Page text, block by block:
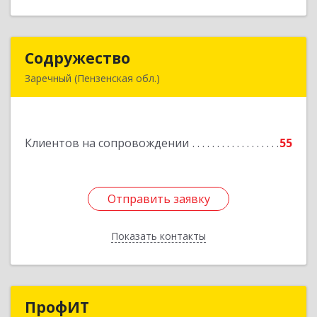
Содружество
Заречный (Пензенская обл.)
Клиентов на сопровождении 55
Отправить заявку
Показать контакты
Подробнее
Отправить заявку
Назад
ПрофИТ